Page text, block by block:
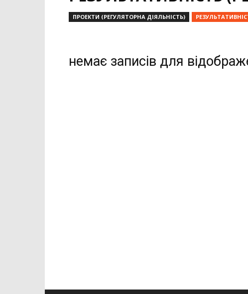
ПРОЕКТИ (РЕГУЛЯТОРНА ДІЯЛЬНІСТЬ)
немає записів для